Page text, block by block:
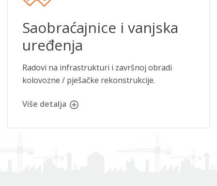
Saobraćajnice i vanjska
uređenja
Radovi na infrastrukturi i završnoj obradi
kolovozne / pješačke rekonstrukcije.
Više detalja